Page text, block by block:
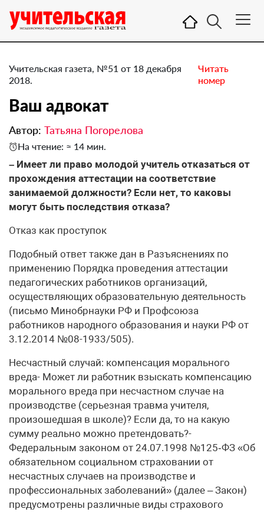
Учительская газета, №51 от 18 декабря
2018.
Читать
номер
Ваш адвокат
Автор: Татьяна Погорелова
На чтение: ≈ 14 мин.
– Имеет ли право молодой учитель отказаться от
прохождения аттестации на соответствие
занимаемой должности? Если нет, то каковы
могут быть последствия отказа?
​Отказ как проступок
Подобный ответ также дан в Разъяснениях по
применению Порядка проведения аттестации
педагогических работников организаций,
осуществляющих образовательную деятельность
(письмо Минобрнауки РФ и Профсоюза
работников народного образования и науки РФ от
3.12.2014 №08-1933/505).
Несчастный случай: компенсация морального
вреда- Может ли работник взыскать компенсацию
морального вреда при несчастном случае на
производстве (серьезная травма учителя,
произошедшая в школе)? Если да, то на какую
сумму реально можно претендовать?-
Федеральным законом от 24.07.1998 №125‑ФЗ «Об
обязательном социальном страховании от
несчастных случаев на производстве и
профессиональных заболеваний» (далее – Закон)
предусмотрены различные виды страхового